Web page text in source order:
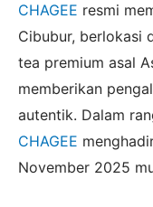
CHAGEE resmi
Cibubur, berlokasi
tea premium asal
memberikan
autentik. Dalam
CHAGEE
November 2025